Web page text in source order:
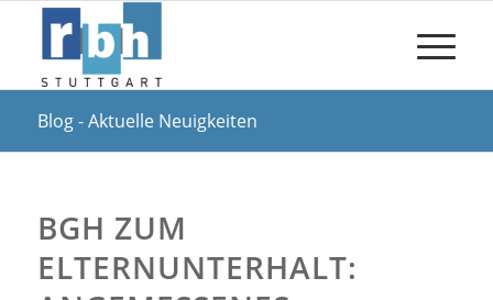
Blog - Aktuelle Neuigkeiten
BGH ZUM
ELTERNUNTERHALT: